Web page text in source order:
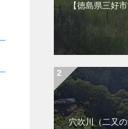
【徳島県三好市
穴吹川（二又